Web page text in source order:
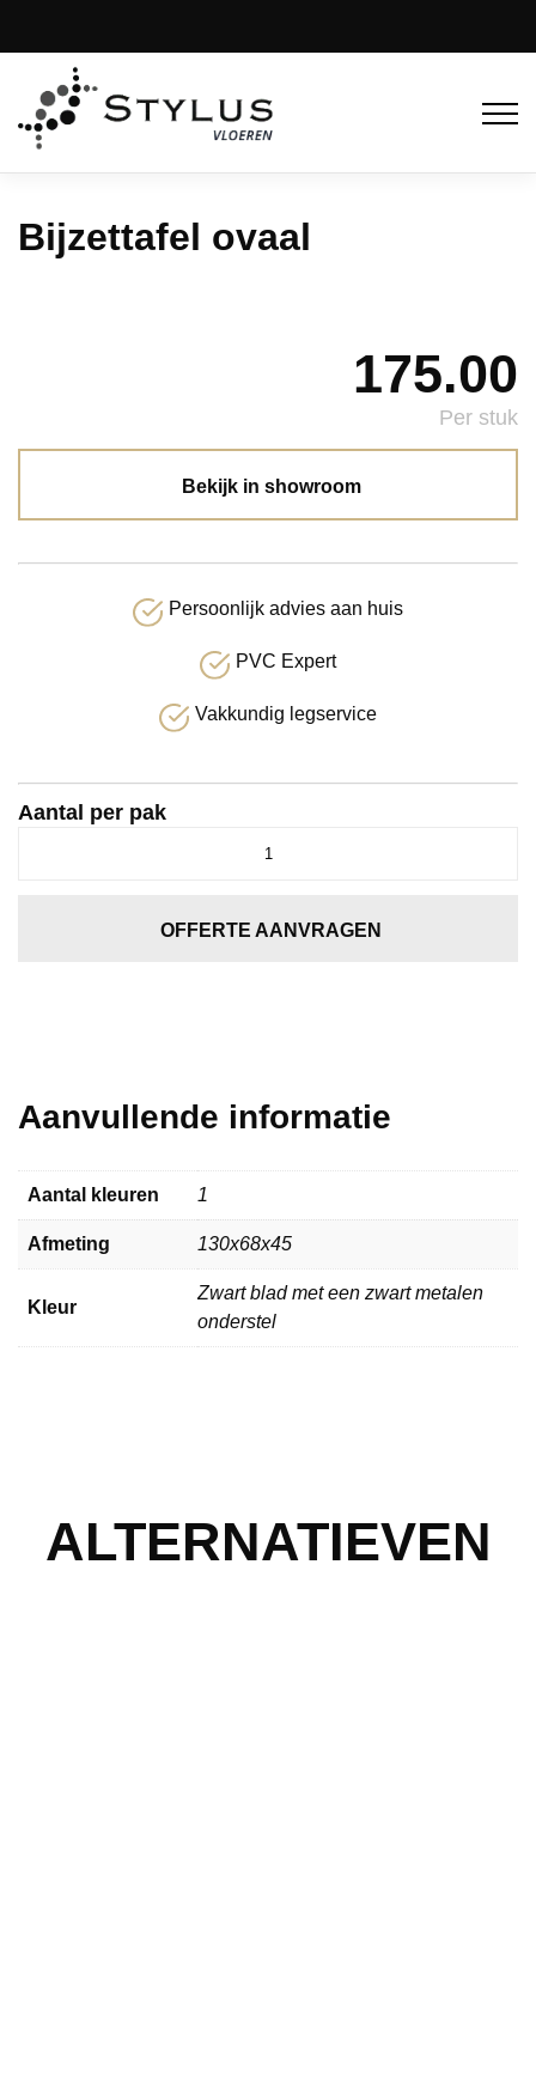
Bijzettafel ovaal
175.00
Per stuk
Bekijk in showroom
Persoonlijk advies aan huis
PVC Expert
Vakkundig legservice
Aantal per pak
OFFERTE AANVRAGEN
Aanvullende informatie
Aantal kleuren 1
Afmeting 130x68x45
Kleur
Zwart blad met een zwart metalen
onderstel
ALTERNATIEVEN